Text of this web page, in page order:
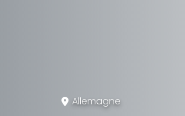
Allemagne